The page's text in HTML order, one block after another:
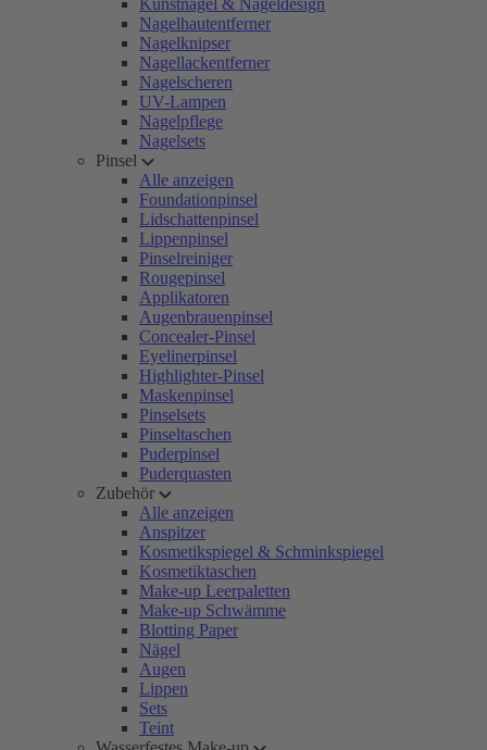
Kunstnägel & Nageldesign
Nagelhautentferner
Nagelknipser
Nagellackentferner
Nagelscheren
UV-Lampen
Nagelpflege
Nagelsets
Pinsel
Alle anzeigen
Foundationpinsel
Lidschattenpinsel
Lippenpinsel
Pinselreiniger
Rougepinsel
Applikatoren
Augenbrauenpinsel
Concealer-Pinsel
Eyelinerpinsel
Highlighter-Pinsel
Maskenpinsel
Pinselsets
Pinseltaschen
Puderpinsel
Puderquasten
Zubehör
Alle anzeigen
Anspitzer
Kosmetikspiegel & Schminkspiegel
Kosmetiktaschen
Make-up Leerpaletten
Make-up Schwämme
Blotting Paper
Nägel
Augen
Lippen
Sets
Teint